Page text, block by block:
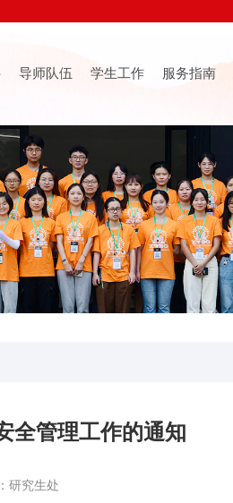
导师队伍 学生工作 服务指南
全管理工作的通知
研究生处